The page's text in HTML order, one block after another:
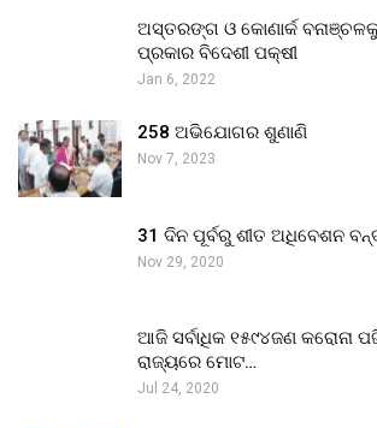
ଅସ୍ତରଙ୍ଗ ଓ କୋଣାର୍କ
ପ୍ରକାର ବିଦେଶୀ ପକ୍ଷୀ
Jan 6, 2022
258 ଅଭିଯୋଗର ଶୁଣାଣି
Nov 7, 2023
31 ଦିନ ପୂର୍ବରୁ ଶୀତ ଅଧିବେଶନ
Nov 29, 2020
ଆଜି ସର୍ବାଧିକ ୧୫୯୪ଜଣ କରୋନା
ରାଜ୍ୟରେ ମୋଟ…
Jul 24, 2020